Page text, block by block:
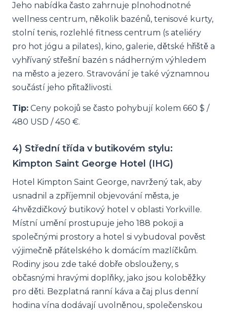
Jeho nabídka často zahrnuje plnohodnotné
wellness centrum, několik bazénů, tenisové kurty,
stolní tenis, rozlehlé fitness centrum (s ateliéry
pro hot jógu a pilates), kino, galerie, dětské hřiště a
vyhřívaný střešní bazén s nádherným výhledem
na město a jezero. Stravování je také významnou
součástí jeho přitažlivosti.
Tip: Ceny pokojů se často pohybují kolem 660 $ /
480 USD / 450 €.
4) Střední třída v butikovém stylu:
Kimpton Saint George Hotel (IHG)
Hotel Kimpton Saint George, navržený tak, aby
usnadnil a zpříjemnil objevování města, je
4hvězdičkový butikový hotel v oblasti Yorkville.
Místní umění prostupuje jeho 188 pokoji a
společnými prostory a hotel si vybudoval pověst
výjimečně přátelského k domácím mazlíčkům.
Rodiny jsou zde také dobře obslouženy, s
občasnými hravými doplňky, jako jsou koloběžky
pro děti. Bezplatná ranní káva a čaj plus denní
hodina vína dodávají uvolněnou, společenskou